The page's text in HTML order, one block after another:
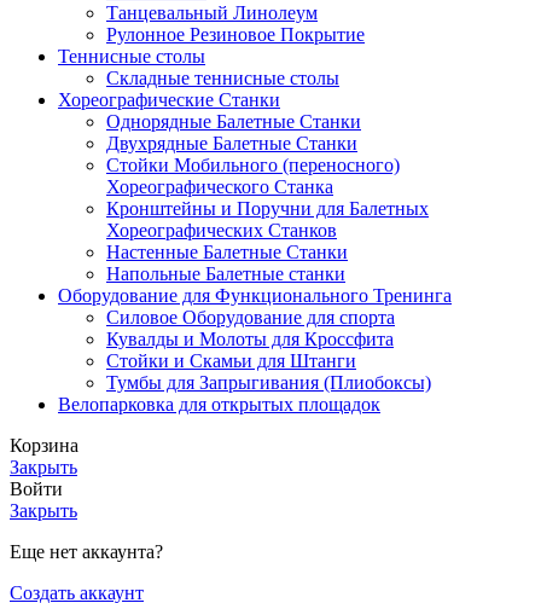
Танцевальный Линолеум
Рулонное Резиновое Покрытие
Теннисные столы
Складные теннисные столы
Хореографические Станки
Однорядные Балетные Станки
Двухрядные Балетные Станки
Стойки Мобильного (переносного)
Хореографического Станка
Кронштейны и Поручни для Балетных
Хореографических Станков
Настенные Балетные Станки
Напольные Балетные станки
Оборудование для Функционального Тренинга
Силовое Оборудование для спорта
Кувалды и Молоты для Кроссфита
Стойки и Скамьи для Штанги
Тумбы для Запрыгивания (Плиобоксы)
Велопарковка для открытых площадок
Корзина
Закрыть
Войти
Закрыть
Еще нет аккаунта?
Создать аккаунт